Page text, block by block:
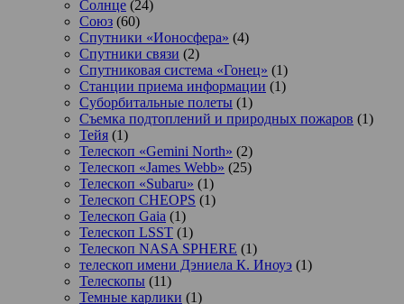
Солнце (24)
Союз (60)
Спутники «Ионосфера» (4)
Спутники связи (2)
Спутниковая система «Гонец» (1)
Станции приема информации (1)
Суборбитальные полеты (1)
Съемка подтоплений и природных пожаров (1)
Тейя (1)
Телескоп «Gemini North» (2)
Телескоп «James Webb» (25)
Телескоп «Subaru» (1)
Телескоп CHEOPS (1)
Телескоп Gaia (1)
Телескоп LSST (1)
Телескоп NASA SPHERE (1)
телескоп имени Дэниела К. Иноуэ (1)
Телескопы (11)
Темные карлики (1)